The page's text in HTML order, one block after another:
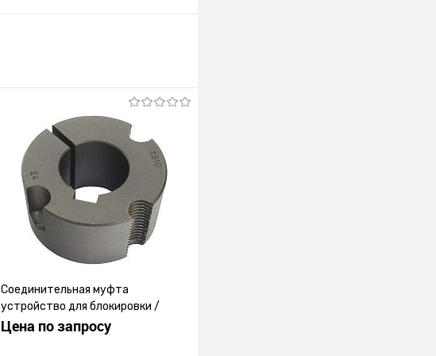
Соединительная муфта
устройство для блокировки /
жесткая / с фланцем
Цена по запросу